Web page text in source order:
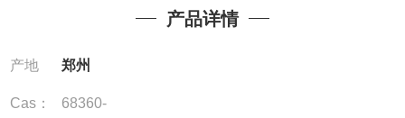
产品详情
产地 郑州
Cas：
68360-